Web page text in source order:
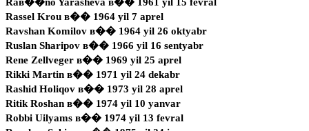
Rassel Krou в�� 1964 yil 7 aprel
Ravshan Komilov в�� 1964 yil 26 oktyabr
Ruslan Sharipov в�� 1966 yil 16 sentyabr
Rene Zellveger в�� 1969 yil 25 aprel
Rikki Martin в�� 1971 yil 24 dekabr
Rashid Holiqov в�� 1973 yil 28 aprel
Ritik Roshan в�� 1974 yil 10 yanvar
Robbi Uilyams в�� 1974 yil 13 fevral